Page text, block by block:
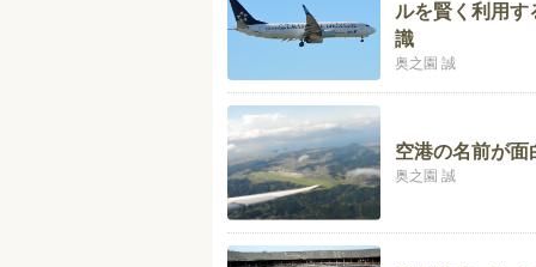
ルを賢く利用す
識
奥之園 誠
空港の名前が面
奥之園 誠